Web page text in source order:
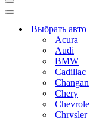
Меню
навигации
Меню
навигацииВыбрать авто
Acura
Audi
BMW
Cadillac
Changan
Chery
Chrysler